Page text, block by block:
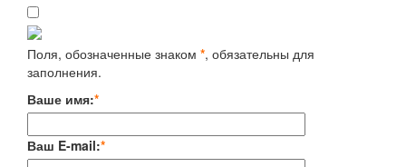
Поля, обозначенные знаком *, обязательны для
заполнения.
Ваше имя:*
Ваш E-mail:*